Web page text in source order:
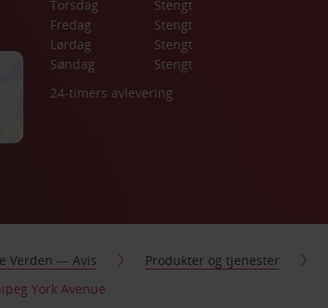
Torsdag
Stengt
Fredag
Stengt
Lørdag
Stengt
Søndag
Stengt
24-timers avlevering
Verden — Avis Produkter og tjenester
York Avenue